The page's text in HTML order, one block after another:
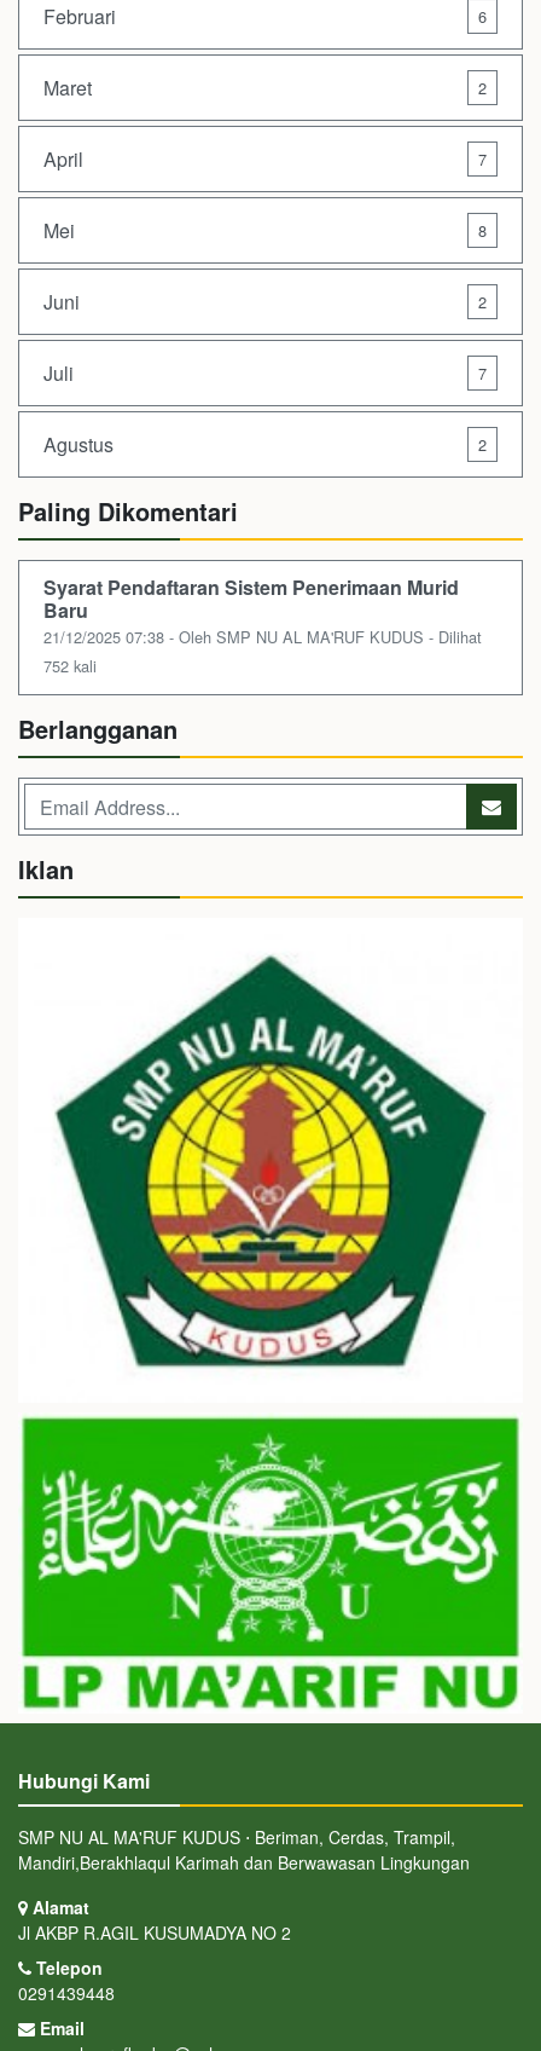
Februari 6
Maret 2
April 7
Mei 8
Juni 2
Juli 7
Agustus 2
Paling Dikomentari
Syarat Pendaftaran Sistem Penerimaan Murid
Baru
21/12/2025 07:38 - Oleh SMP NU AL MA'RUF KUDUS - Dilihat
752 kali
Berlangganan
Iklan
Hubungi Kami
SMP NU AL MA'RUF KUDUS ⋅ Beriman, Cerdas, Trampil,
Mandiri,Berakhlaqul Karimah dan Berwawasan Lingkungan
Alamat
Jl AKBP R.AGIL KUSUMADYA NO 2
Telepon
0291439448
Email